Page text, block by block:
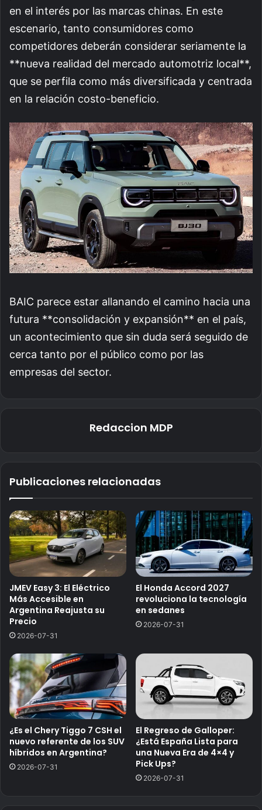
en el interés por las marcas chinas. En este
escenario, tanto consumidores como
competidores deberán considerar seriamente la
**nueva realidad del mercado automotriz local**,
que se perfila como más diversificada y centrada
en la relación costo-beneficio.
BAIC parece estar allanando el camino hacia una
futura **consolidación y expansión** en el país,
un acontecimiento que sin duda será seguido de
cerca tanto por el público como por las
empresas del sector.
Redaccion MDP
Publicaciones relacionadas
JMEV Easy 3: El Eléctrico
Más Accesible en
Argentina Reajusta su
Precio
2026-07-31
El Honda Accord 2027
revoluciona la tecnología
en sedanes
2026-07-31
¿Es el Chery Tiggo 7 CSH el
nuevo referente de los SUV
híbridos en Argentina?
2026-07-31
El Regreso de Galloper:
¿Está España Lista para
una Nueva Era de 4×4 y
Pick Ups?
2026-07-31